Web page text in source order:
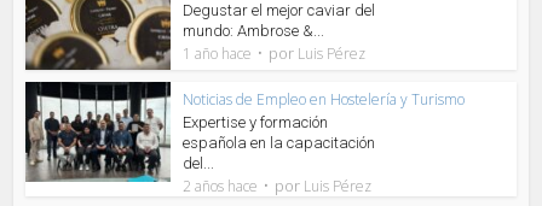
Degustar el mejor caviar del
mundo: Ambrose &...
1 año hace por Luis Pérez
Noticias de Empleo en Hostelería y Turismo
Expertise y formación
española en la capacitación
del...
2 años hace por Luis Pérez